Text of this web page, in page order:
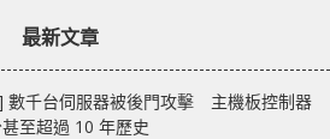
最新文章
數千台伺服器被後門攻擊 主機板控制器
至超過 10 年歷史